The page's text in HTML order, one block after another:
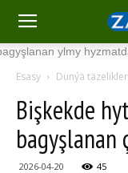
ylmy hyzmatdaşlyk
Esasy Dünýä
Bişkekde
bagyşlanan
2026-04-20 45